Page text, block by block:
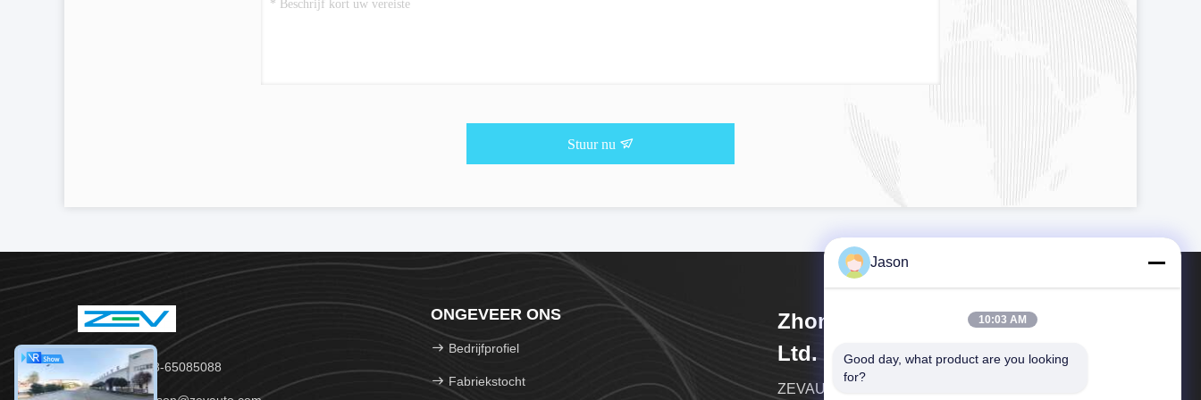
Stuur nu
Tel.：86-28-65085088
ONGEVEER ONS
Bedrijfprofiel
Fabriekstocht
Zhongzhi First Bus Chengdu Co.,
Ltd.
ZEVAUTO is een groepsmaatschappij die
Jason
10:03 AM
Good day, what product are you looking
for?